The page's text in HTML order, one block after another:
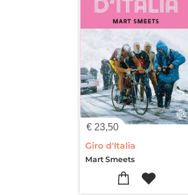
€ 23,50
Giro d'Italia
Mart Smeets